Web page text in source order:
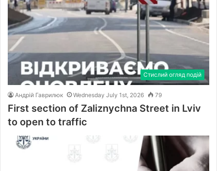
Стислий огляд подій
Андрій Гаврилюк Wednesday July 1st, 2026 79
First section of Zaliznychna Street in Lviv
to open to traffic